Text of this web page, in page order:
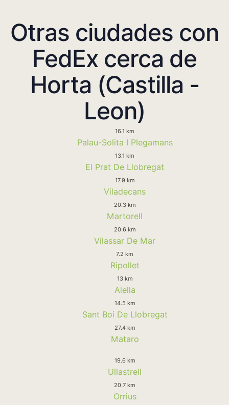
Otras ciudades con
FedEx cerca de
Horta (Castilla -
Leon)
16.1 km
Palau-Solita I Plegamans
13.1 km
El Prat De Llobregat
17.9 km
Viladecans
20.3 km
Martorell
20.6 km
Vilassar De Mar
7.2 km
Ripollet
13 km
Alella
14.5 km
Sant Boi De Llobregat
27.4 km
Mataro
19.6 km
Ullastrell
20.7 km
Orrius